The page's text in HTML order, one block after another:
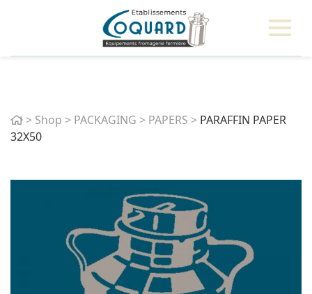
Home
> Shop > PACKAGING > PAPERS > PARAFFIN PAPER
32X50